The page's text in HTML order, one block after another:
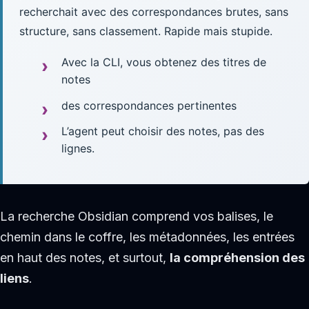
recherchait avec des correspondances brutes, sans
structure, sans classement. Rapide mais stupide.
Avec la CLI, vous obtenez des titres de
notes
des correspondances pertinentes
L’agent peut choisir des notes, pas des
lignes.
La recherche Obsidian comprend vos balises, le
chemin dans le coffre, les métadonnées, les entrées
en haut des notes, et surtout, la compréhension des
liens.